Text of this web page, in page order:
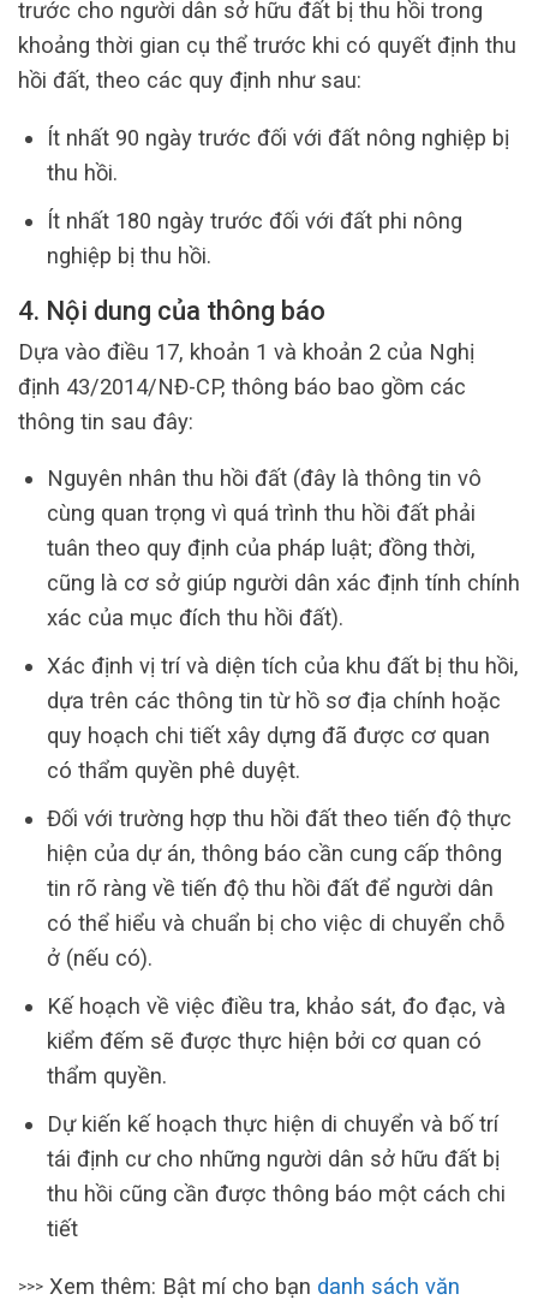
trước cho người dân sở hữu đất bị thu hồi trong
khoảng thời gian cụ thể trước khi có quyết định thu
hồi đất, theo các quy định như sau:
Ít nhất 90 ngày trước đối với đất nông nghiệp bị
thu hồi.
Ít nhất 180 ngày trước đối với đất phi nông
nghiệp bị thu hồi.
4. Nội dung của thông báo
Dựa vào điều 17, khoản 1 và khoản 2 của Nghị
định 43/2014/NĐ-CP, thông báo bao gồm các
thông tin sau đây:
Nguyên nhân thu hồi đất (đây là thông tin vô
cùng quan trọng vì quá trình thu hồi đất phải
tuân theo quy định của pháp luật; đồng thời,
cũng là cơ sở giúp người dân xác định tính chính
xác của mục đích thu hồi đất).
Xác định vị trí và diện tích của khu đất bị thu hồi,
dựa trên các thông tin từ hồ sơ địa chính hoặc
quy hoạch chi tiết xây dựng đã được cơ quan
có thẩm quyền phê duyệt.
Đối với trường hợp thu hồi đất theo tiến độ thực
hiện của dự án, thông báo cần cung cấp thông
tin rõ ràng về tiến độ thu hồi đất để người dân
có thể hiểu và chuẩn bị cho việc di chuyển chỗ
ở (nếu có).
Kế hoạch về việc điều tra, khảo sát, đo đạc, và
kiểm đếm sẽ được thực hiện bởi cơ quan có
thẩm quyền.
Dự kiến kế hoạch thực hiện di chuyển và bố trí
tái định cư cho những người dân sở hữu đất bị
thu hồi cũng cần được thông báo một cách chi
tiết
>>> Xem thêm: Bật mí cho bạn danh sách văn